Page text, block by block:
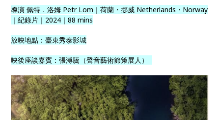
導演 佩特．洛姆 Petr Lom｜荷蘭・挪威 Netherlands・Norway
｜紀錄片｜2024｜88 mins
放映地點：臺東秀泰影城
映後座談嘉賓：張溥騰（聲音藝術節策展人）